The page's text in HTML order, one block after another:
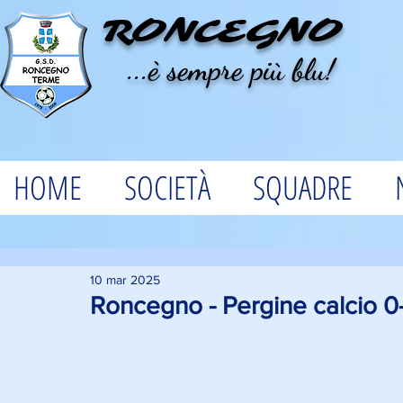
RONCEGNO
...è sempre più blu!
HOME SOCIETÀ SQUADRE
Roncegno - Pergine calcio
10 mar 2025